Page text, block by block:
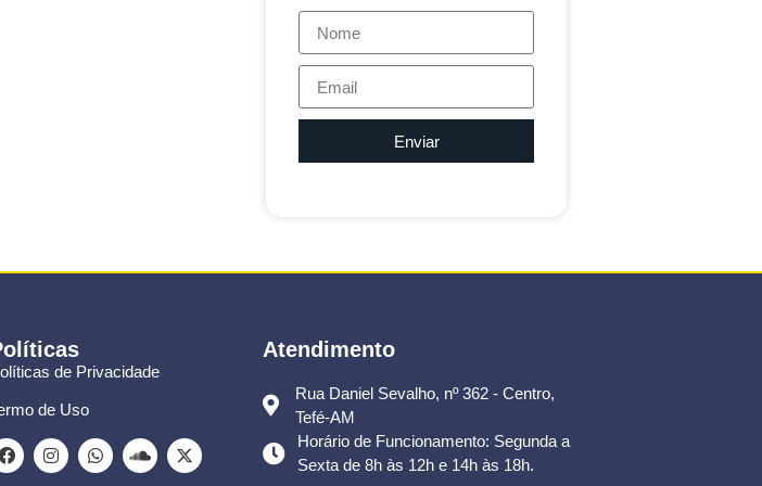
Enviar
de Privacidade
de Uso
Atendimento
Rua Daniel Sevalho, nº 362 - Centro,
Tefé-AM
Horário de Funcionamento: Segunda a
Sexta de 8h às 12h e 14h às 18h.